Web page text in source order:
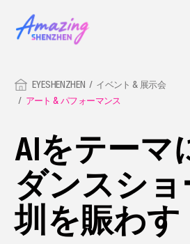
EYESHENZHEN
イベント & 展示会
アート & パフォーマンス
AIをテーマ
ダンスシ
圳を賑わす